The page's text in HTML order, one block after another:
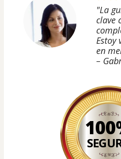
"La
clave
Estoy
en
–